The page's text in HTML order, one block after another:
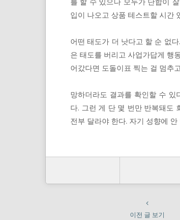
입이 나오고 상품 테스트할 시간
어떤 태도가 더 낫다고 할 순 없
은 태도를 버리고 사업가답게 행
어갔다면 도돌이표 찍는 걸 멈추
망하더라도 결과를 확인할 수
다. 그런 게 단 몇 번만 반복돼도
전부 달라야 한다. 자기 성향에
이전 글 보기